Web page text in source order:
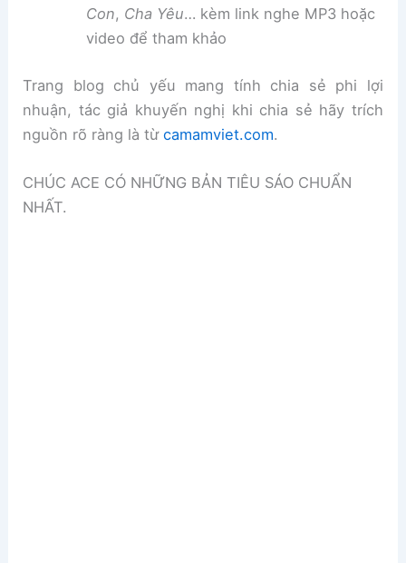
Con, Cha Yêu… kèm link nghe MP3 hoặc
video để tham khảo
Trang blog chủ yếu mang tính chia sẻ phi lợi
nhuận, tác giả khuyến nghị khi chia sẻ hãy trích
nguồn rõ ràng là từcamamviet.com.
CHÚC ACE CÓ NHỮNG BẢN TIÊU SÁO CHUẨN
NHẤT.